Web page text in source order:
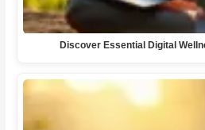
Discover Essential Digital